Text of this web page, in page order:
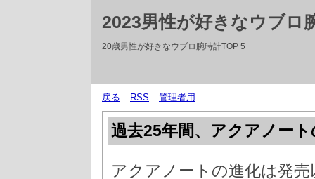
2023男性が好きなウブロ
20歳男性が好きなウブロ腕時計TOP 5
戻る RSS 管理者用
過去25年間、アクアノー
アクアノートの進化は発